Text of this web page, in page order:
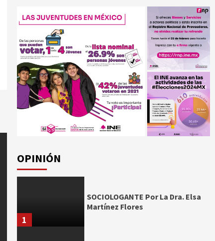
OPINIÓN
1
SOCIOLOGANTE Por La Dra. Elsa
Martínez Flores